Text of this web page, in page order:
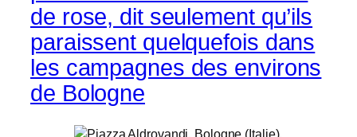
de rose, dit seulement qu’ils
paraissent quelquefois dans
les campagnes des environs
de Bologne